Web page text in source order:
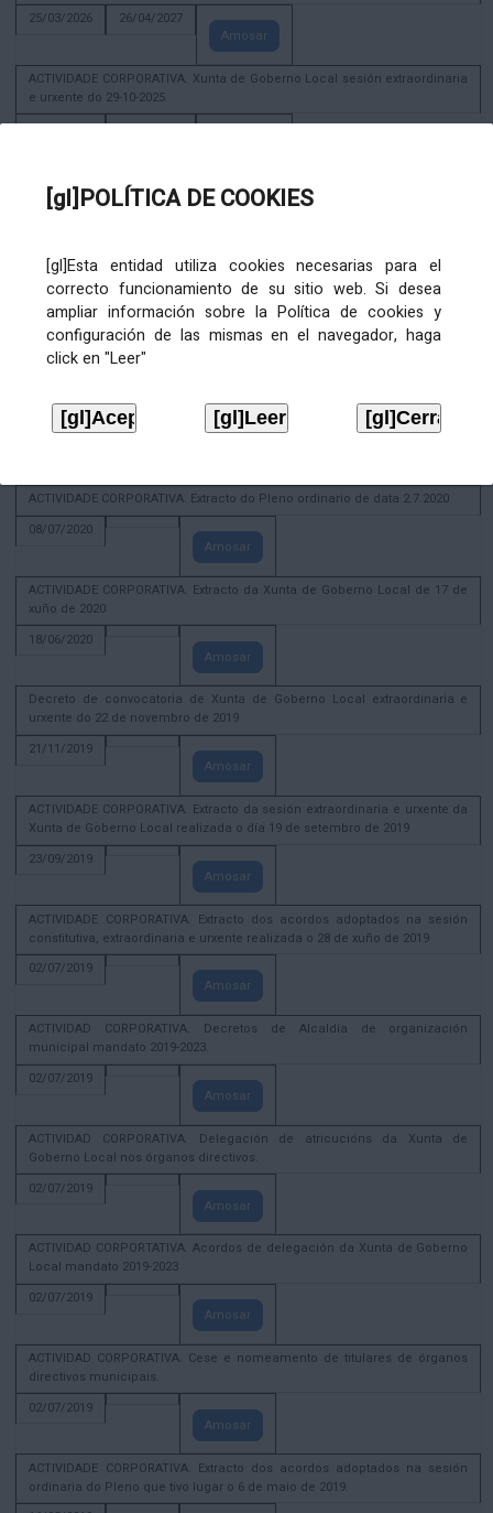
[gl]POLÍTICA DE COOKIES
[gl]Esta entidad utiliza cookies necesarias para el
correcto funcionamiento de su sitio web. Si desea
ampliar información sobre la Política de cookies y
configuración de las mismas en el navegador, haga
click en "Leer"
25/03/2026
26/04/2027
Amosar
ACTIVIDADE CORPORATIVA. Xunta de Goberno Local sesión extraordinaria
e urxente do 29-10-2025
29/10/2025
29/11/2026
ACTIVIDADE CORPORATIVA. Decreto de convocatoria da sesión
constitutiva da Xunta de Goberno Local extraordinaria e urxente 21.6.2023
Xunta de Goberno Local extraordinaria e urxente 01.08.2022
02/08/2022
Amosar
de 2020
28/12/2020
ACTIVIDADE CORPORATIVA. Extracto do Pleno ordinario de data 2.7.2020
08/07/2020
Amosar
ACTIVIDADE CORPORATIVA. Extracto da Xunta de Goberno Local de 17 de
xuño de 2020
18/06/2020
Amosar
Decreto de convocatoria de Xunta de Goberno Local extraordinaria e
urxente do 22 de novembro de 2019
21/11/2019
Amosar
ACTIVIDADE CORPORATIVA. Extracto da sesión extraordinaria e urxente da
Xunta de Goberno Local realizada o día 19 de setembro de 2019
23/09/2019
Amosar
ACTIVIDADE CORPORATIVA. Extracto dos acordos adoptados na sesión
constitutiva, extraordinaria e urxente realizada o 28 de xuño de 2019
02/07/2019
Amosar
ACTIVIDAD CORPORATIVA. Decretos de Alcaldía de organización
municipal mandato 2019-2023.
02/07/2019
Amosar
ACTIVIDAD CORPORATIVA. Delegación de atricucións da Xunta de
Goberno Local nos órganos directivos.
02/07/2019
Amosar
ACTIVIDAD CORPORTATIVA. Acordos de delegación da Xunta de Goberno
Local mandato 2019-2023
02/07/2019
Amosar
ACTIVIDAD CORPORATIVA. Cese e nomeamento de titulares de órganos
directivos municipais.
02/07/2019
Amosar
ACTIVIDADE CORPORATIVA. Extracto dos acordos adoptados na sesión
ordinaria do Pleno que tivo lugar o 6 de maio de 2019.